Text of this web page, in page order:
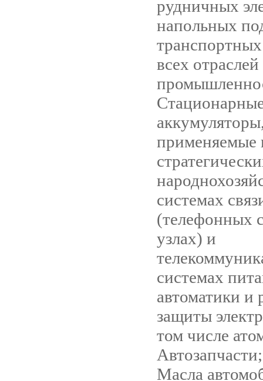
рудничных
напольных
всех отраслей
применяемые
системах
(телефонных
узлах) и
системах
автоматики и
защиты
том числе
Масла